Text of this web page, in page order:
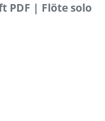
PDF | Flöte solo